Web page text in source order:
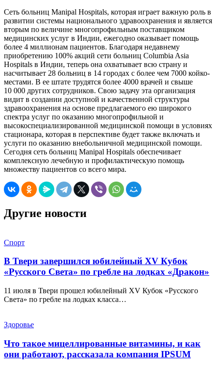
Сеть больниц Manipal Hospitals, которая играет важную роль в
развитии системы национального здравоохранения и является
вторым по величине многопрофильным поставщиком
медицинских услуг в Индии, ежегодно оказывает помощь
более 4 миллионам пациентов. Благодаря недавнему
приобретению 100% акций сети больниц Columbia Asia
Hospitals в Индии, теперь она охватывает всю страну и
насчитывает 28 больниц в 14 городах с более чем 7000 койко-
местами. В ее штате трудятся более 4000 врачей и свыше
10 000 других сотрудников. Свою задачу эта организация
видит в создании доступной и качественной структуры
здравоохранения на основе предлагаемого ею широкого
спектра услуг по оказанию многопрофильной и
высокоспециализированной медицинской помощи в условиях
стационара, которая в перспективе будет также включать и
услуги по оказанию внебольничной медицинской помощи.
Сегодня сеть больниц Manipal Hospitals обеспечивает
комплексную лечебную и профилактическую помощь
множеству пациентов со всего мира.
Другие новости
Спорт
В Твери завершился юбилейный XV Кубок
«Русского Света» по гребле на лодках «Дракон»
11 июля в Твери прошел юбилейный XV Кубок «Русского
Света» по гребле на лодках класса…
Здоровье
Что такое мицеллированные витамины, и как
они работают, рассказала компания IPSUM